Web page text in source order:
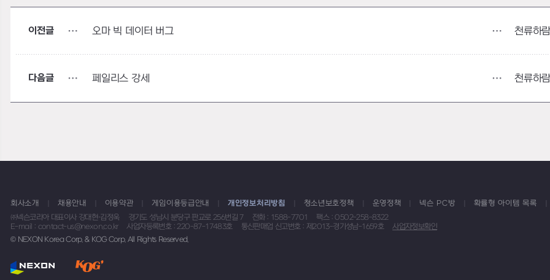
이전글 오마 빅 데이터 버그 천류하
다음글 페일리스 강세 천류하
회사소개 채용안내 이용약관 게임이용등급안내 개인정보처리방침 청소년보호정책 운영정책 넥슨 PC방
확률형 아이템 목록
㈜넥슨코리아 대표이사 강대현·김정욱
경기도 성남시 분당구 판교로 256번길 7 전화 : 1588-7701
팩스 : 0502-258-8322
E-mail : contact-us@nexon.co.kr
사업자등록번호 : 220-87-17483호 통신판매업 신고번호 : 제2013-경기성남-1659호
사업자정보확인
© NEXON Korea Corp. & KOG Corp. All Rights Reserved.